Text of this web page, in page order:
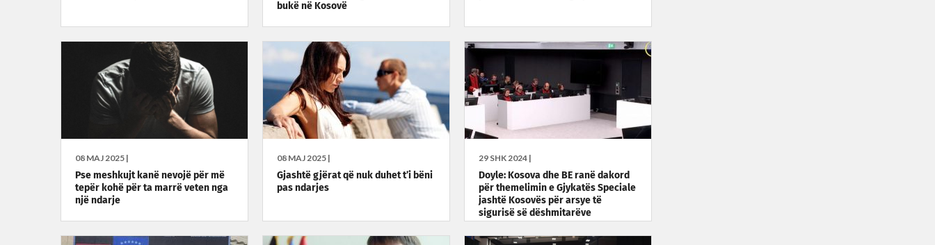
bukë në Kosovë
08 MAJ 2025 |
Pse meshkujt kanë nevojë për më
tepër kohë për ta marrë veten nga
një ndarje
08 MAJ 2025 |
Gjashtë gjërat që nuk duhet t’i bëni
pas ndarjes
29 SHK 2024 |
Doyle: Kosova dhe BE ranë dakord
për themelimin e Gjykatës Speciale
jashtë Kosovës për arsye të
sigurisë së dëshmitarëve